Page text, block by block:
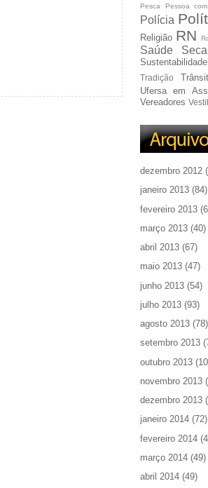
Pesca
Pessoa
Polícia
Religião RN
Saúde
Seca
Sustentabilidade
Tradição
Ufersa em
Vereadores
dezembro 2012
janeiro 2013 (84)
fevereiro 2013
março 2013 (40)
abril 2013 (67)
maio 2013 (47)
junho 2013 (54)
julho 2013 (93)
agosto 2013 (78)
setembro 2013
outubro 2013
novembro 2013
dezembro 2013
janeiro 2014 (72)
fevereiro 2014
março 2014 (49)
abril 2014 (49)